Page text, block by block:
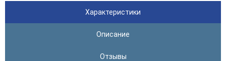
Характеристики
Описание
Отзывы